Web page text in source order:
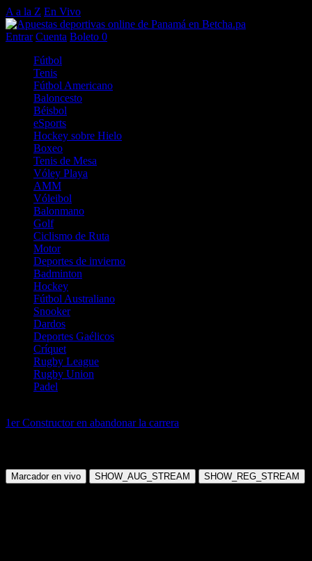
A a la Z En Vivo
Entrar Cuenta Boleto 0
Fútbol
Tenis
Fútbol Americano
Baloncesto
Béisbol
eSports
Hockey sobre Hielo
Boxeo
Tenis de Mesa
Vóley Playa
AMM
Vóleibol
Balonmano
Golf
Ciclismo de Ruta
Motor
Deportes de invierno
Badminton
Hockey
Fútbol Australiano
Snooker
Dardos
Deportes Gaélicos
Críquet
Rugby League
Rugby Union
Padel
1er Constructor en abandonar la carrera
Marcador en vivo SHOW_AUG_STREAM SHOW_REG_STREAM